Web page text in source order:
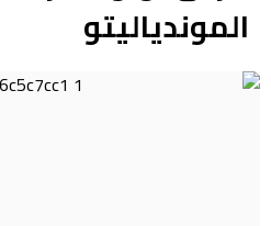
الموندياليتو